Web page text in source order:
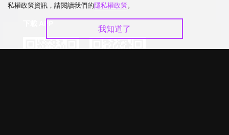
私權政策資訊，請閱讀我們的隱私權政策。
我知道了